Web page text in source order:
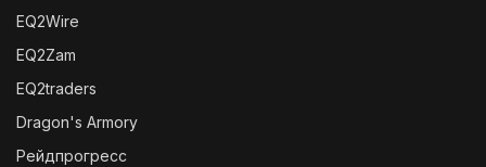
EQ2Wire
EQ2Zam
EQ2traders
Dragon's Armory
Рейдпрогресс